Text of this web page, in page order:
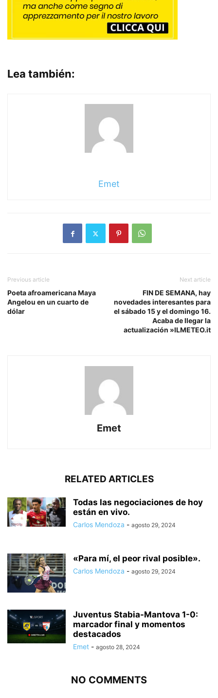
Lea también:
Emet
Previous article
Poeta afroamericana Maya
Angelou en un cuarto de
dólar
Next article
FIN DE SEMANA, hay
novedades interesantes para
el sábado 15 y el domingo 16.
Acaba de llegar la
actualización »ILMETEO.it
Emet
RELATED ARTICLES
Todas las negociaciones de hoy
están en vivo.
Carlos Mendoza - agosto 29, 2024
«Para mí, el peor rival posible».
Carlos Mendoza - agosto 29, 2024
Juventus Stabia-Mantova 1-0:
marcador final y momentos
destacados
Emet - agosto 28, 2024
NO COMMENTS